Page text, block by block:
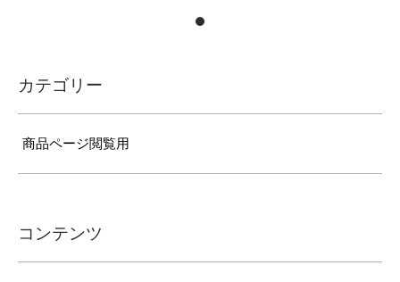
カテゴリー
商品ページ閲覧用
コンテンツ